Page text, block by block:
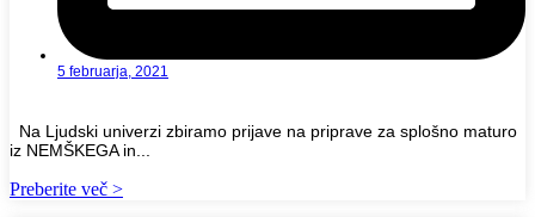
5 februarja, 2021
Na Ljudski univerzi zbiramo prijave na priprave za splošno maturo
iz NEMŠKEGA in...
Preberite več >